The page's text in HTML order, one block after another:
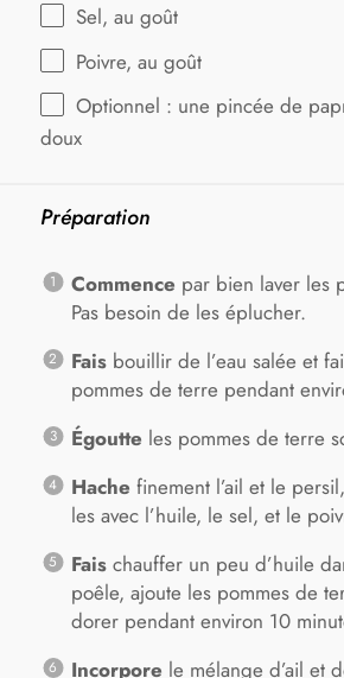
Sel, au goût
Poivre, au goût
Optionnel : une pincée de
doux
Préparation
Commence par bien laver les
Pas besoin de les éplucher.
Faisbouillir de l’eau salée et
pommes de terre pendant
Égoutte les pommes de terre
Hache finement l’ail et le
les avec l’huile, le sel, et le
Faischauffer un peu d’huile
poêle, ajoute les pommes de
dorer pendant environ 10
Incorpore le mélange d’ail et